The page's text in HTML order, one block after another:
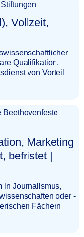
Vollzeit,
Qualifikation,
von Vorteil
Beethovenfeste
Marketing
befristet |
in Journalismus,
oder -
Fächern